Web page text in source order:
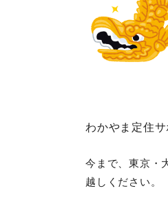
わかやま定住
今まで、東京・
越しください。